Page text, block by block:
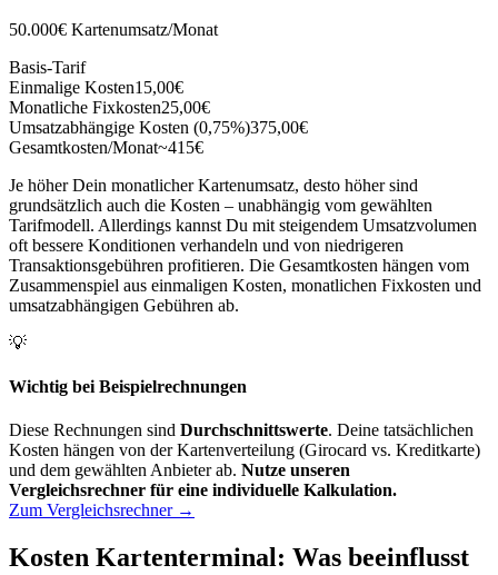
50.000€ Kartenumsatz/Monat
Basis-Tarif
Einmalige Kosten15,00€
Monatliche Fixkosten25,00€
Umsatzabhängige Kosten (0,75%)375,00€
Gesamtkosten/Monat~415€
Je höher Dein monatlicher Kartenumsatz, desto höher sind
grundsätzlich auch die Kosten – unabhängig vom gewählten
Tarifmodell. Allerdings kannst Du mit steigendem Umsatzvolumen
oft bessere Konditionen verhandeln und von niedrigeren
Transaktionsgebühren profitieren. Die Gesamtkosten hängen vom
Zusammenspiel aus einmaligen Kosten, monatlichen Fixkosten und
umsatzabhängigen Gebühren ab.
💡
Wichtig bei Beispielrechnungen
Diese Rechnungen sind Durchschnittswerte. Deine tatsächlichen
Kosten hängen von der Kartenverteilung (Girocard vs. Kreditkarte)
und dem gewählten Anbieter ab. Nutze unseren
Vergleichsrechner für eine individuelle Kalkulation.
Zum Vergleichsrechner→
Kosten Kartenterminal: Was beeinflusst